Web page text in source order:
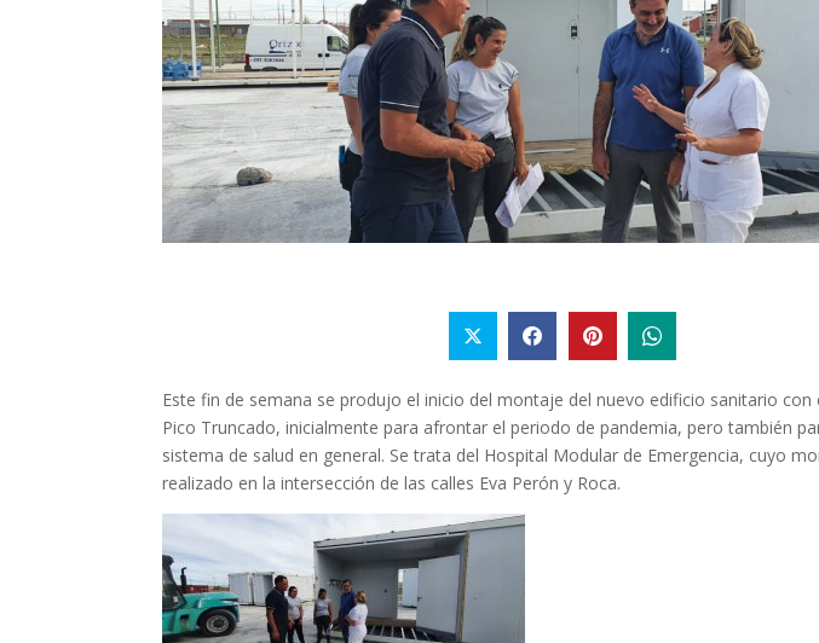
Este fin de semana se produjo el inicio del montaje del nuevo edificio sanitario con
Pico Truncado, inicialmente para afrontar el periodo de pandemia, pero también
sistema de salud en general. Se trata del Hospital Modular de Emergencia, cuyo
realizado en la intersección de las calles Eva Perón y Roca.